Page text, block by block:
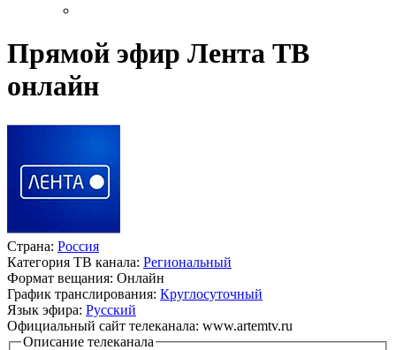
Прямой эфир Лента ТВ
онлайн
Страна: Россия
Категория ТВ канала: Региональный
Формат вещания: Онлайн
График транслирования: Круглосуточный
Язык эфира: Русский
Официальный сайт телеканала: www.artemtv.ru
Описание телеканала